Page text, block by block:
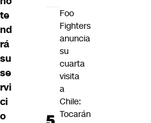
te
nd
rá
su
se
rvi
ci
o
Foo
Fighters
anuncia
su
cuarta
visita
a
Chile:
Tocarán